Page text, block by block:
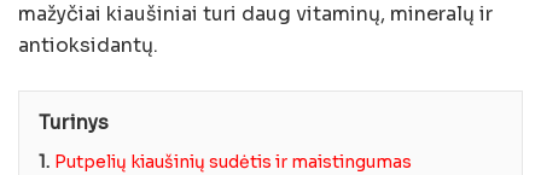
mažyčiai kiaušiniai turi daug vitaminų, mineralų ir
antioksidantų.
Turinys
1. Putpelių kiaušinių sudėtis ir maistingumas